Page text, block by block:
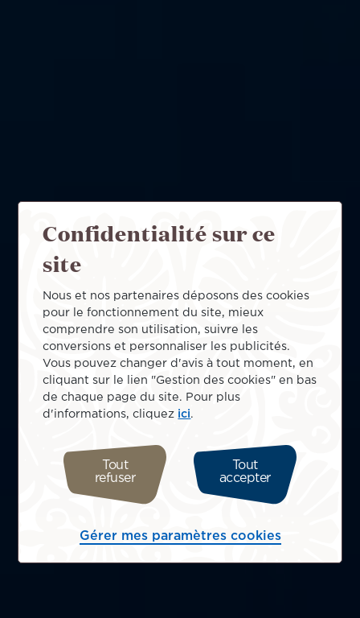
Confidentialité sur ce
site
Nous et nos partenaires déposons des cookies
pour le fonctionnement du site, mieux
comprendre son utilisation, suivre les
conversions et personnaliser les publicités.
Vous pouvez changer d'avis à tout moment, en
cliquant sur le lien "Gestion des cookies" en bas
de chaque page du site. Pour plus
d'informations, cliquez ici
Tout
refuser
Tout
accepter
Gérer mes paramètres cookies